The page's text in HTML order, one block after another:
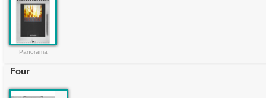
Panorama
Four